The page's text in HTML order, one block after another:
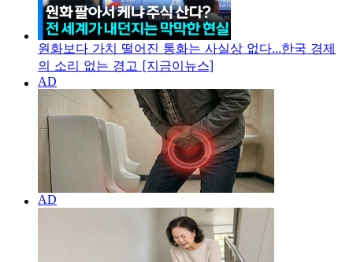
원화보다 가치 떨어진 통화는 사실상 없다...한국 경제
의 소리 없는 경고 [지금이뉴스]